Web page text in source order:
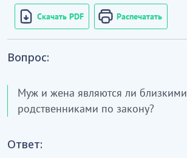
Скачать PDF Распечатать
Вопрос:
Муж и жена являются ли близкими
родственниками по закону?
Ответ: